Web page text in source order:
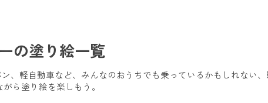
の塗り絵一覧
、軽自動車など、みんなのおうちでも乗っているかもしれない
ら塗り絵を楽しもう。